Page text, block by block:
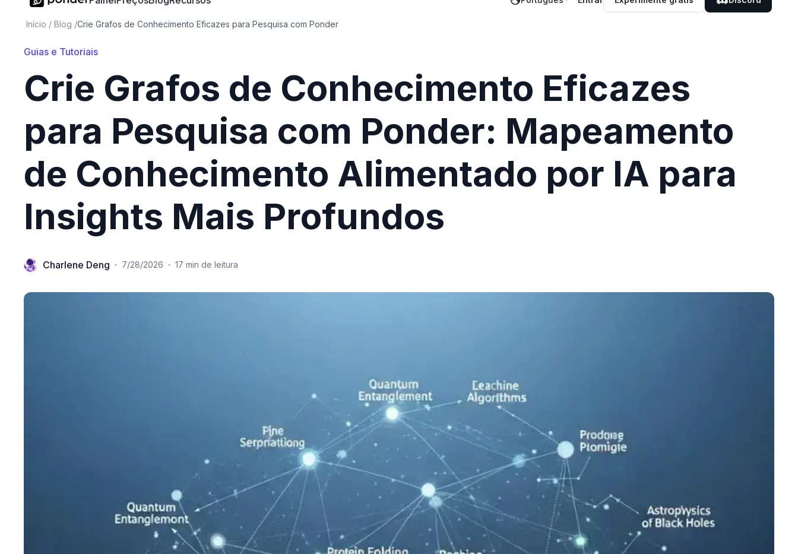
Início / Blog /Crie Grafos de Conhecimento Eficazes para Pesquisa com Ponder
Guias e Tutoriais
Crie Grafos de Conhecimento Eficazes
para Pesquisa com Ponder: Mapeamento
de Conhecimento Alimentado por IA para
Insights Mais Profundos
Charlene Deng · 7/28/2026 · 17 min de leitura